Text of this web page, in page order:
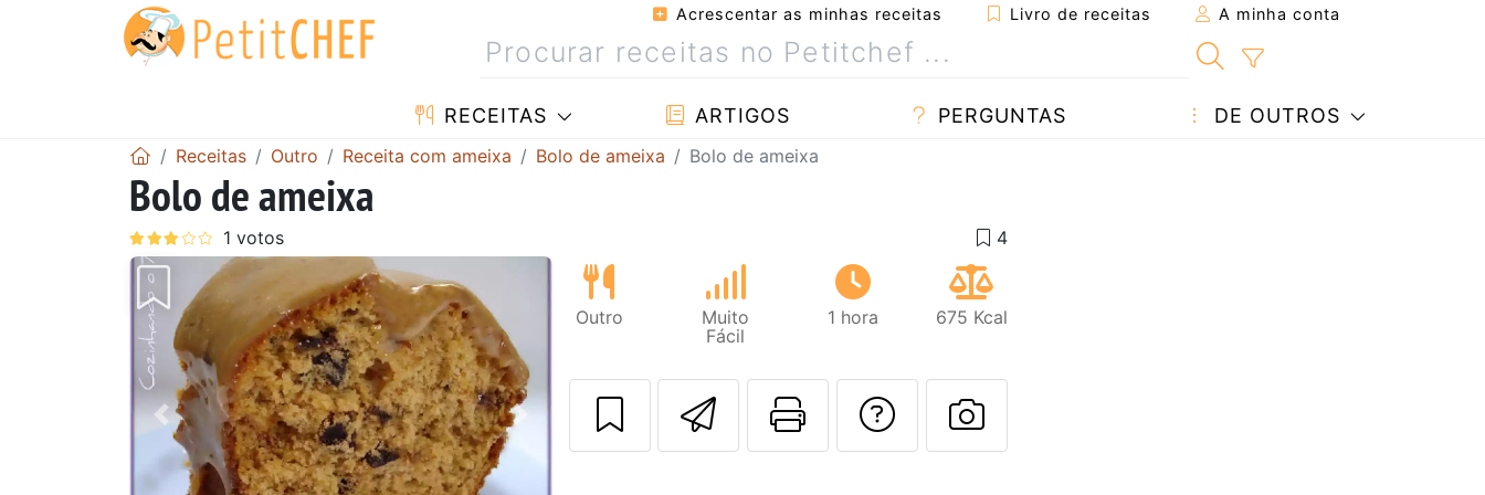
Acrescentar as minhas receitas Livro de receitas A minha conta
RECEITAS ARTIGOS PERGUNTAS DE OUTROS
Receitas Outro Receita com ameixa Bolo de ameixa Bolo de ameixa
Bolo de ameixa
Anterior
Outro
Muito
Fácil
1 hora 675 Kcal
Enviar esta receita a um amigo
Imprima esta página
Falar com o autor da receita
Fez esta receita? Compartilhe